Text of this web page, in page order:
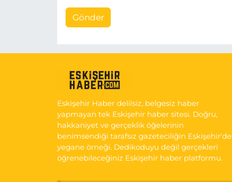
Gönder
Eskişehir Haber delilsiz, belgesiz haber
yapmayan tek Eskişehir haber sitesi. Doğru,
hakkaniyet ve gerçeklik öğelerinin
benimsendiği tarafsız gazeteciliğin Eskişehir'de
yegane örneği. Dedikoduyu değil gerçekleri
öğrenebileceğiniz Eskişehir haber platformu.